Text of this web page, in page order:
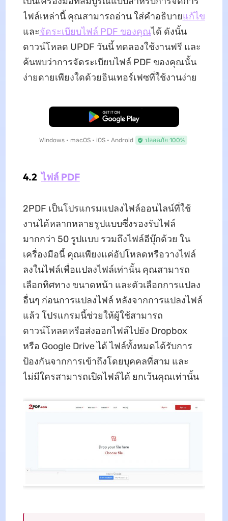
ไฟล์เหล่านี้ คุณสามารถอ่าน ใส่คำอธิบายแก้ไข
และจัดระเบียบไฟล์ PDF ของคุณได้ ดังนั้น
ดาวน์โหลด UPDF วันนี้ ทดลองใช้งานฟรี และ
ค้นพบว่าการจัดระเบียบไฟล์ PDF ของคุณนั้น
ง่ายดายเพียงใดด้วยอินเทอร์เฟซที่ใช้งานง่าย
ดาวน์โหลดฟรี
Windows • macOS • iOS • Android ปลอดภัย 100%
4.2ไฟล์ PDF
2PDF เป็นโปรแกรมแปลงไฟล์ออนไลน์ที่ใช้
งานได้หลากหลายรูปแบบซึ่งรองรับไฟล์
มากกว่า 50 รูปแบบ รวมถึงไฟล์อีบุ๊กด้วย ใน
เครื่องมือนี้ คุณเพียงแค่อัปโหลดหรือวางไฟล์
ลงในไฟล์เพื่อแปลงไฟล์เท่านั้น คุณสามารถ
เลือกทิศทาง ขนาดหน้า และตัวเลือกการแปลง
อื่นๆ ก่อนการแปลงไฟล์ หลังจากการแปลงไฟล์
แล้ว โปรแกรมนี้ช่วยให้ผู้ใช้สามารถ
ดาวน์โหลดหรือส่งออกไฟล์ไปยัง Dropbox
หรือ Google Drive ได้ ไฟล์ทั้งหมดได้รับการ
ป้องกันจากการเข้าถึงโดยบุคคลที่สาม และ
ไม่มีใครสามารถเปิดไฟล์ได้ ยกเว้นคุณเท่านั้น